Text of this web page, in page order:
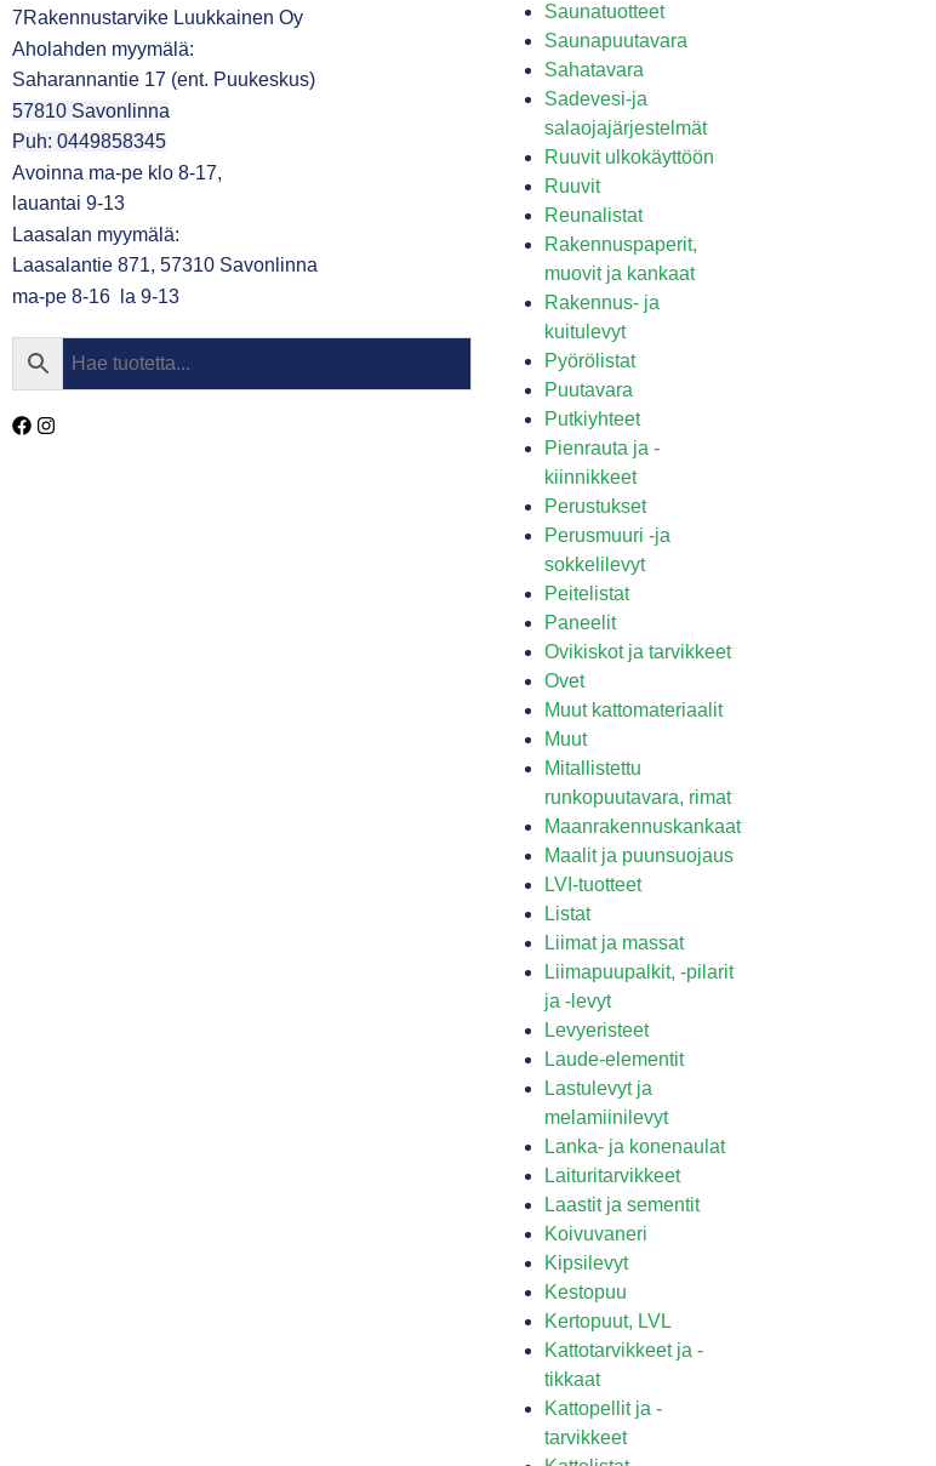
7Rakennustarvike Luukkainen Oy
Aholahden myymälä:
Saharannantie 17 (ent. Puukeskus)
57810 Savonlinna
Puh: 0449858345
Avoinna ma-pe klo 8-17,
lauantai 9-13
Laasalan myymälä:
Laasalantie 871, 57310 Savonlinna
ma-pe 8-16 la 9-13
Saunatuotteet
Saunapuutavara
Sahatavara
Sadevesi-ja
salaojajärjestelmät
Ruuvit ulkokäyttöön
Ruuvit
Reunalistat
Rakennuspaperit,
muovit ja kankaat
Rakennus- ja
kuitulevyt
Pyörölistat
Puutavara
Putkiyhteet
Pienrauta ja -
kiinnikkeet
Perustukset
Perusmuuri -ja
sokkelilevyt
Peitelistat
Paneelit
Ovikiskot ja tarvikkeet
Ovet
Muut kattomateriaalit
Muut
Mitallistettu
runkopuutavara, rimat
Maanrakennuskankaat
Maalit ja puunsuojaus
LVI-tuotteet
Listat
Liimat ja massat
Liimapuupalkit, -pilarit
ja -levyt
Levyeristeet
Laude-elementit
Lastulevyt ja
melamiinilevyt
Lanka- ja konenaulat
Laituritarvikkeet
Laastit ja sementit
Koivuvaneri
Kipsilevyt
Kestopuu
Kertopuut, LVL
Kattotarvikkeet ja -
tikkaat
Kattopellit ja -
tarvikkeet